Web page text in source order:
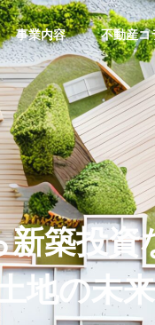
事業内容 不動産コ
企
採
築投資
地の未